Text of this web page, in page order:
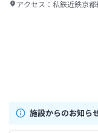
アクセス： 私鉄近鉄京
施設からのお知ら